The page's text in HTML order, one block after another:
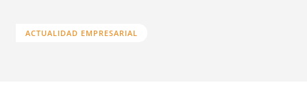
ACTUALIDAD EMPRESARIAL